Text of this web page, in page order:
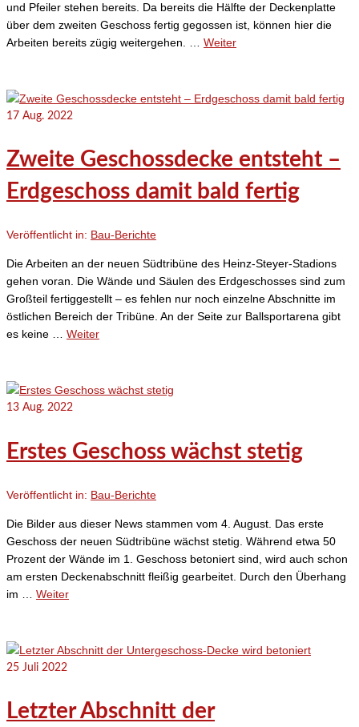
und Pfeiler stehen bereits. Da bereits die Hälfte der Deckenplatte
über dem zweiten Geschoss fertig gegossen ist, können hier die
Arbeiten bereits zügig weitergehen. … Weiter
17 Aug. 2022
Zweite Geschossdecke entsteht –
Erdgeschoss damit bald fertig
Veröffentlicht in: Bau-Berichte
Die Arbeiten an der neuen Südtribüne des Heinz-Steyer-Stadions
gehen voran. Die Wände und Säulen des Erdgeschosses sind zum
Großteil fertiggestellt – es fehlen nur noch einzelne Abschnitte im
östlichen Bereich der Tribüne. An der Seite zur Ballsportarena gibt
es keine … Weiter
13 Aug. 2022
Erstes Geschoss wächst stetig
Veröffentlicht in: Bau-Berichte
Die Bilder aus dieser News stammen vom 4. August. Das erste
Geschoss der neuen Südtribüne wächst stetig. Während etwa 50
Prozent der Wände im 1. Geschoss betoniert sind, wird auch schon
am ersten Deckenabschnitt fleißig gearbeitet. Durch den Überhang
im … Weiter
25 Juli 2022
Letzter Abschnitt der